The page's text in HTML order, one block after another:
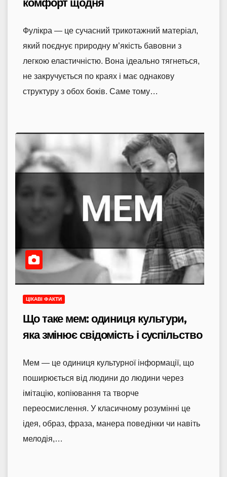
комфорт щодня
Фулікра — це сучасний трикотажний матеріал,
який поєднує природну м’якість бавовни з
легкою еластичністю. Вона ідеально тягнеться,
не закручується по краях і має однакову
структуру з обох боків. Саме тому…
ЦІКАВІ ФАКТИ
Що таке мем: одиниця культури,
яка змінює свідомість і суспільство
Мем — це одиниця культурної інформації, що
поширюється від людини до людини через
імітацію, копіювання та творче
переосмислення. У класичному розумінні це
ідея, образ, фраза, манера поведінки чи навіть
мелодія,…